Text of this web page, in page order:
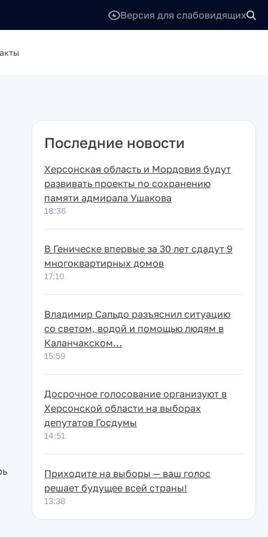
Версия для слабовидящих
Последние новости
Херсонская область и Мордовия будут
развивать проекты по сохранению
памяти адмирала Ушакова
18:36
В Геническе впервые за 30 лет сдадут 9
многоквартирных домов
17:10
Владимир Сальдо разъяснил ситуацию
со светом, водой и помощью людям в
Каланчакском…
15:59
Досрочное голосование организуют в
Херсонской области на выборах
депутатов Госдумы
14:51
Приходите на выборы — ваш голос
решает будущее всей страны!
13:38